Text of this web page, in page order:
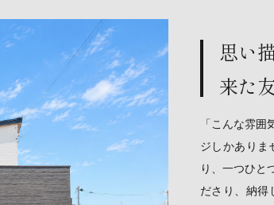
思い
来た
「こんな雰
ジしかありま
り、一つひと
ださり、納得